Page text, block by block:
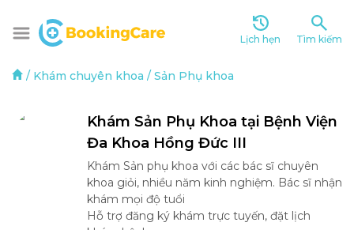
Lịch hẹn Tìm kiếm
/ Khám chuyên khoa / Sản Phụ khoa
Khám Sản Phụ Khoa tại Bệnh Viện
Đa Khoa Hồng Đức III
Khám Sản phụ khoa với các bác sĩ chuyên
khoa giỏi, nhiều năm kinh nghiệm. Bác sĩ nhận
khám mọi độ tuổi
Hỗ trợ đăng ký khám trực tuyến, đặt lịch